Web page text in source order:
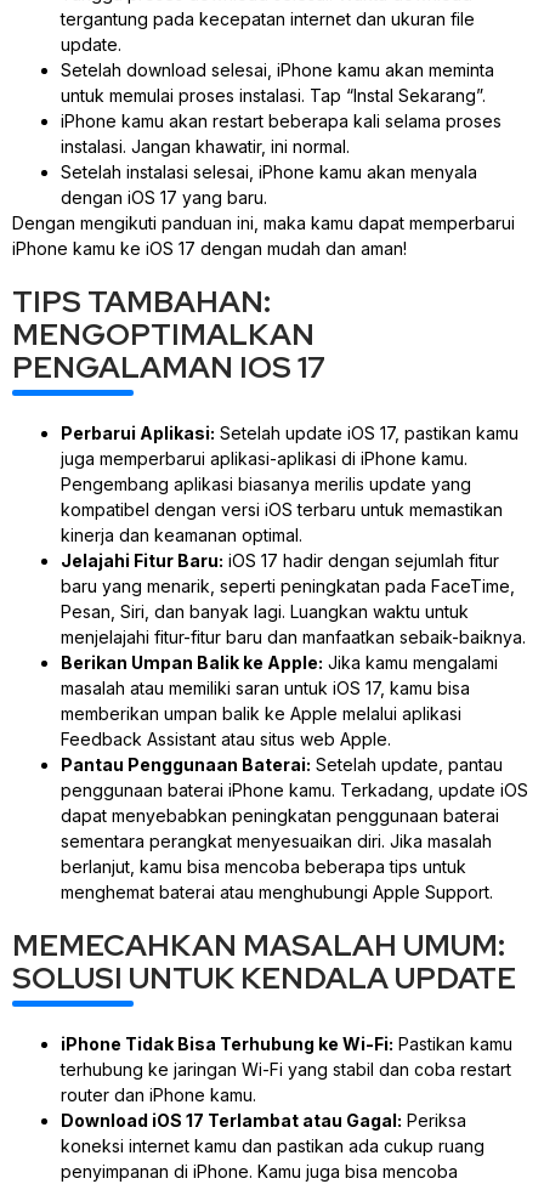
tergantung pada kecepatan internet dan ukuran file
update.
Setelah download selesai, iPhone kamu akan meminta
untuk memulai proses instalasi. Tap “Instal Sekarang”.
iPhone kamu akan restart beberapa kali selama proses
instalasi. Jangan khawatir, ini normal.
Setelah instalasi selesai, iPhone kamu akan menyala
dengan iOS 17 yang baru.
Dengan mengikuti panduan ini, maka kamu dapat memperbarui
iPhone kamu ke iOS 17 dengan mudah dan aman!
TIPS TAMBAHAN:
MENGOPTIMALKAN
PENGALAMAN IOS 17
Perbarui Aplikasi: Setelah update iOS 17, pastikan kamu
juga memperbarui aplikasi-aplikasi di iPhone kamu.
Pengembang aplikasi biasanya merilis update yang
kompatibel dengan versi iOS terbaru untuk memastikan
kinerja dan keamanan optimal.
Jelajahi Fitur Baru: iOS 17 hadir dengan sejumlah fitur
baru yang menarik, seperti peningkatan pada FaceTime,
Pesan, Siri, dan banyak lagi. Luangkan waktu untuk
menjelajahi fitur-fitur baru dan manfaatkan sebaik-baiknya.
Berikan Umpan Balik ke Apple: Jika kamu mengalami
masalah atau memiliki saran untuk iOS 17, kamu bisa
memberikan umpan balik ke Apple melalui aplikasi
Feedback Assistant atau situs web Apple.
Pantau Penggunaan Baterai: Setelah update, pantau
penggunaan baterai iPhone kamu. Terkadang, update iOS
dapat menyebabkan peningkatan penggunaan baterai
sementara perangkat menyesuaikan diri. Jika masalah
berlanjut, kamu bisa mencoba beberapa tips untuk
menghemat baterai atau menghubungi Apple Support.
MEMECAHKAN MASALAH UMUM:
SOLUSI UNTUK KENDALA UPDATE
iPhone Tidak Bisa Terhubung ke Wi-Fi: Pastikan kamu
terhubung ke jaringan Wi-Fi yang stabil dan coba restart
router dan iPhone kamu.
Download iOS 17 Terlambat atau Gagal: Periksa
koneksi internet kamu dan pastikan ada cukup ruang
penyimpanan di iPhone. Kamu juga bisa mencoba